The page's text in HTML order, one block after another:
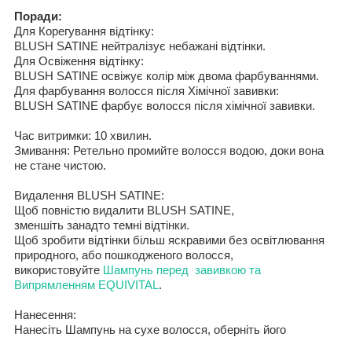
Поради:
Для Корегування відтінку:
BLUSH SATINE нейтралізує небажані відтінки.
Для Освіження відтінку:
BLUSH SATINE освіжує колір між двома фарбуваннями.
Для фарбування волосся після Хімічної завивки:
BLUSH SATINE фарбує волосся після хімічної завивки.
Час витримки: 10 хвилин.
Змивання: Ретельно промийте волосся водою, доки вона
не стане чистою.
Видалення BLUSH SATINE:
Щоб повністю видалити BLUSH SATINE,
зменшіть занадто темні відтінки.
Щоб зробити відтінки більш яскравими без освітлювання
природного, або пошкодженого волосся,
використовуйте Шампунь перед завивкою та
Випрямленням EQUIVITAL.
Нанесення:
Нанесіть Шампунь на сухе волосся, оберніть його